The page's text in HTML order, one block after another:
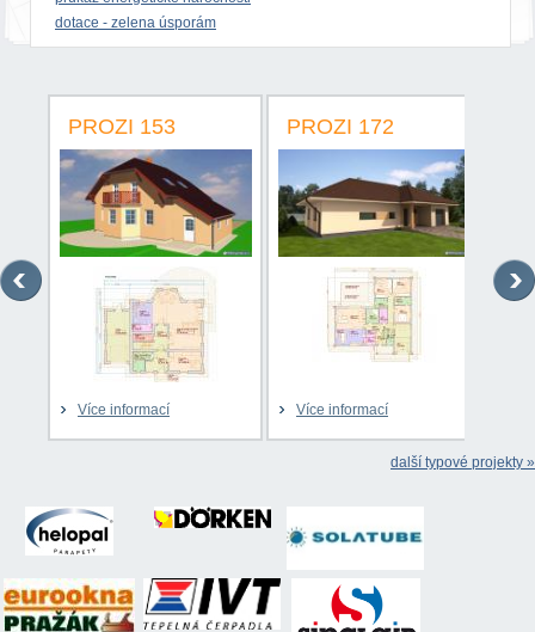
dotace - zelena úsporám
PROZI 153
Více informací
PROZI 172
Více informací
další typové projekty »